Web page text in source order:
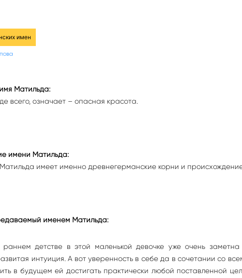
имен
Матильда:
всего, означает – опасная красота.
имени Матильда:
имеет именно древнегерманские корни и
именем Матильда:
детстве в этой маленькой девочке уже очень
интуиция. А вот уверенность в себе да в сочетании со
в будущем ей достигать практически любой поставленной